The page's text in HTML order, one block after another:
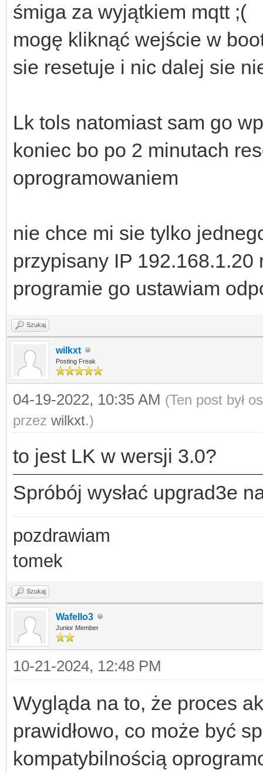
śmiga za wyjątkiem mqtt ;(
mogę kliknąć wejście w
sie resetuje i nic dalej sie
Lk tols natomiast sam go
koniec bo po 2 minutach
oprogramowaniem
nie chce mi sie tylko
przypisany IP
programie go ustawiam
Szukaj
wilkxt
Posting Freak
04-19-2022, 10:35 AM (Ten post był
przez wilkxt.)
to jest LK w wersji 3.0?
Spróbój wysłać upgrad3e
pozdrawiam
tomek
Szukaj
Wafello3
Junior Member
10-21-2024, 12:48 PM
Wygląda na to, że proces
prawidłowo, co może być
kompatybilnością